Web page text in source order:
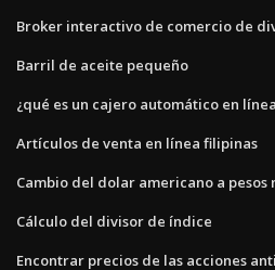
Broker interactivo de comercio de
Barril de aceite pequeño
¿qué es un cajero automático en
Artículos de venta en línea filipinas
Cambio del dolar americano a pesos
Cálculo del divisor de índice
Encontrar precios de las acciones